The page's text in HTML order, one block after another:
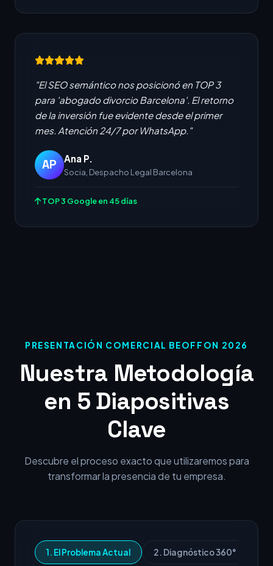
"El SEO semántico nos posicionó en TOP 3
para 'abogado divorcio Barcelona'. El retorno
de la inversión fue evidente desde el primer
mes. Atención 24/7 por WhatsApp."
AP Ana P.
Socia, Despacho Legal Barcelona
TOP 3 Google en 45 días
PRESENTACIÓN COMERCIAL BEOFFON 2026
Nuestra Metodología
en 5 Diapositivas
Clave
Descubre el proceso exacto que utilizaremos para
transformar la presencia de tu empresa.
1. El Problema Actual 2. Diagnóstico 360°